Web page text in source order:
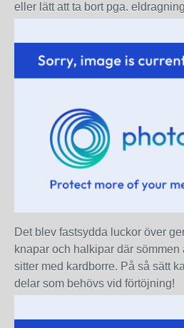
eller lätt att ta bort pga.
Det blev fastsydda luckor över
knapar och halkipar där
sitter med kardborre. På så sätt
delar som behövs vid förtöjning!